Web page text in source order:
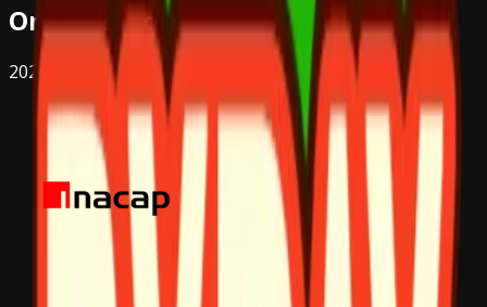
Organizadores
2026